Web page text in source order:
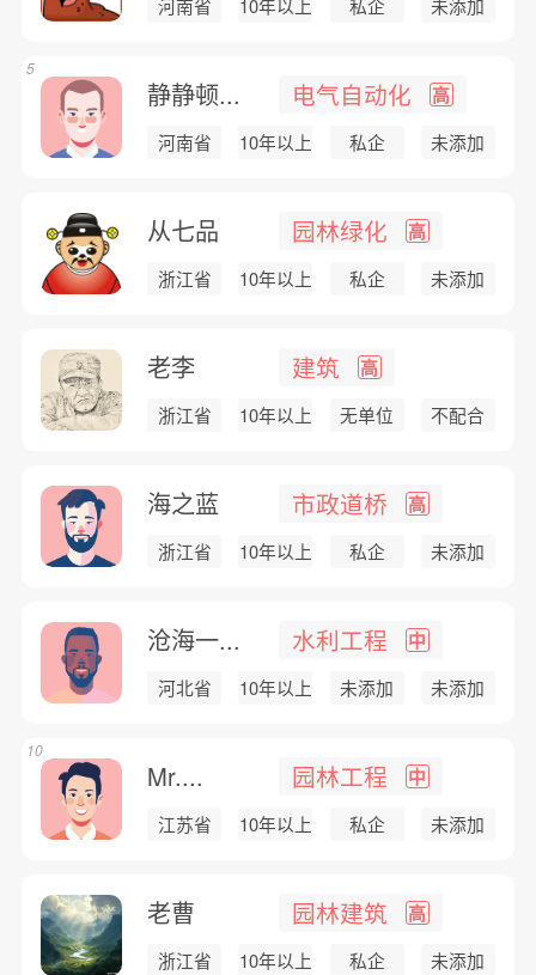
河南省 10年以上 私企 未添加
静静顿... 电气自动化 高
河南省 10年以上 私企 未添加
5
从七品 园林绿化 高
浙江省 10年以上 私企 未添加
老李 建筑 高
浙江省 10年以上 无单位 不配合
海之蓝 市政道桥 高
浙江省 10年以上 私企 未添加
沧海一... 水利工程 中
河北省 10年以上 未添加 未添加
Mr.... 园林工程 中
江苏省 10年以上 私企 未添加
10
老曹 园林建筑 高
浙江省 10年以上 私企 未添加